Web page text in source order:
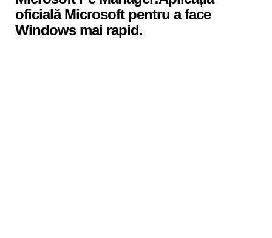
oficială Microsoft pentru a face
Windows mai rapid.